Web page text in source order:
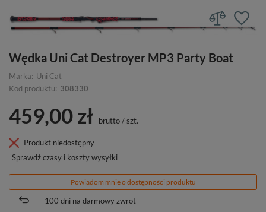
Wędka Uni Cat Destroyer MP3 Party Boat
Marka: Uni Cat
Kod produktu: 308330
459,00 zł brutto/szt.
Produkt niedostępny
Sprawdź czasy i koszty wysyłki
Powiadom mnie o dostępności produktu
100 dni na darmowy zwrot